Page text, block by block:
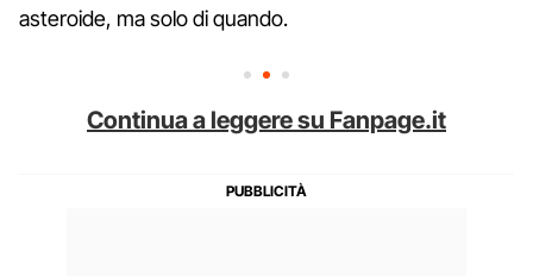
asteroide, ma solo di quando.
Continua a leggere su Fanpage.it